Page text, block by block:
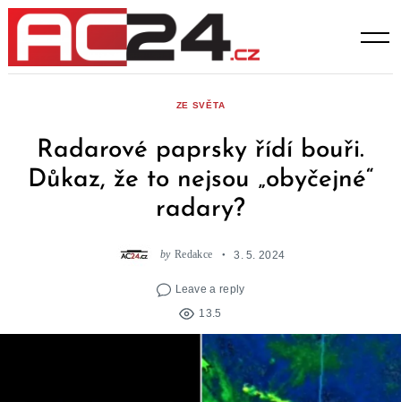
Skip
content
ZE SVĚTA
Radarové paprsky řídí bouři.
Důkaz, že to nejsou „obyčejné“
radary?
by Redakce 3. 5. 2024
Leave a reply
13.5